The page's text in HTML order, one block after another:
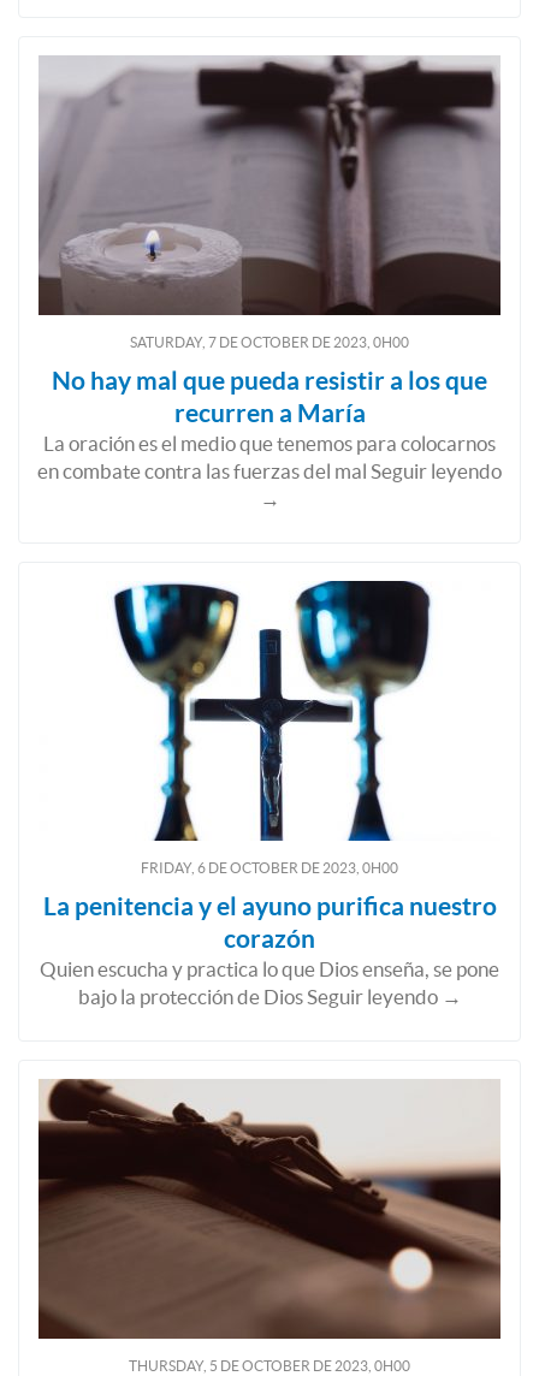
SATURDAY, 7 DEOCTOBER DE 2023, 0H00
No hay mal que pueda resistir a los que
recurren a María
La oración es el medio que tenemos para colocarnos
en combate contra las fuerzas del mal Seguir leyendo
→
FRIDAY, 6 DEOCTOBER DE 2023, 0H00
La penitencia y el ayuno purifica nuestro
corazón
Quien escucha y practica lo que Dios enseña, se pone
bajo la protección de Dios Seguir leyendo →
THURSDAY, 5 DEOCTOBER DE 2023, 0H00